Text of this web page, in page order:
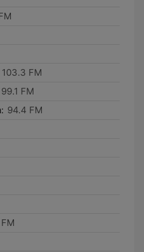
103.3 FM
99.1 FM
94.4 FM